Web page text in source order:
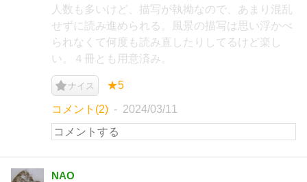
人数も多いけど、描写が執拗なので、あまり混乱
せずに読み進められる。風景の描写は思い浮かべ
られなくて何度も読み直したりしてるけど楽し
い。４冊とも用意済み。
ナイス ★5
コメント(2) 2024/03/11
NAO